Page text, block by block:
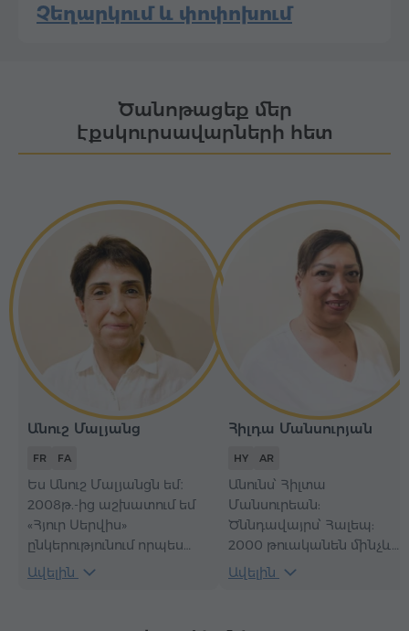
Չեղարկում և փոփոխում
Ծանոթացեք մեր
էքսկուրսավարների հետ
Անուշ Մալյանց
FR FA
Ես Անուշ Մալյանցն եմ։
2008թ.-ից աշխատում եմ
«Հյուր Սերվիս»
ընկերությունում որպես
զբոսավար՝ ֆրանսերեն և
պարսկերեն լեզուներով։
Ավելին
Հիլդա Մանսուրյան
HY AR
Անունս՝ Հիլտա
Մանսուրեան:
Ծննդավայրս՝ Հալեպ:
2000 թուականեն մինչև
այսօր կամավոր
կաշխատեմ ՀՕՄ-ի (Հայ
Ավելին